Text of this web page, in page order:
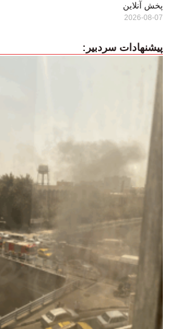
پخش آنلاین
2026-08-07
پیشنهادات سردبیر: